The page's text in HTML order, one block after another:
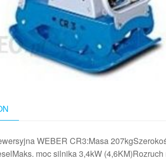
WEBER CR3:Masa
moc silnika 3,4kW (4,6KM)Rozruch